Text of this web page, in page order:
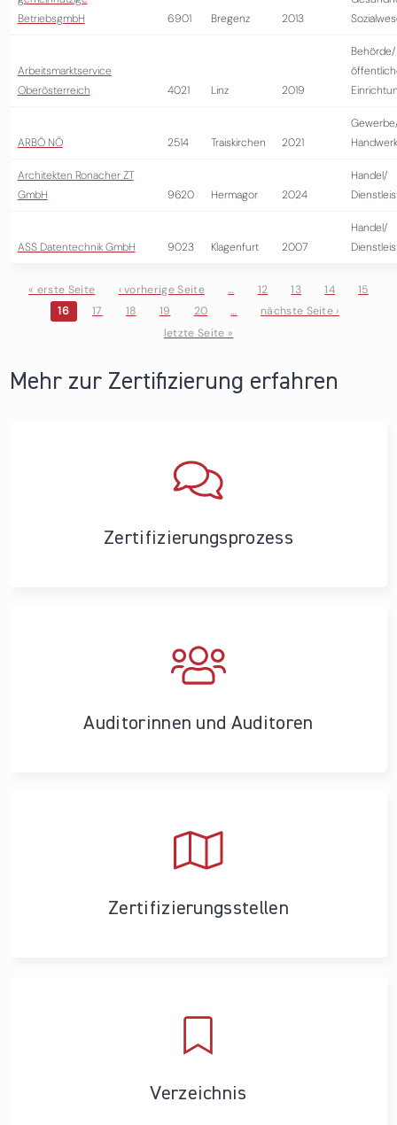
BetriebsgmbH
6901 Bregenz 2013
Arbeitsmarktservice
Oberösterreich
4021 Linz 2019
Behörde/
ARBÖ NÖ 2514 Traiskirchen 2021
Handwerk
Architekten Ronacher ZT
GmbH
9620 Hermagor 2024
Handel/
ASS Datentechnik GmbH 9023 Klagenfurt 2007
Handel/
Seiten
« erste Seite ‹ vorherige Seite … 12 13 14
15
16
17 18 19 20 …
nächste Seite ›
letzte Seite »
Mehr zur Zertifizierung erfahren
Zertifizierungs­prozess
Auditorinnen und Auditoren
Zertifizierungs­stellen
Verzeichnis